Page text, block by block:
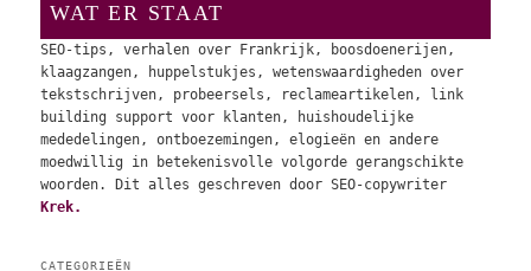
WAT ER STAAT
SEO-tips, verhalen over Frankrijk, boosdoenerijen,
klaagzangen, huppelstukjes, wetenswaardigheden over
tekstschrijven, probeersels, reclameartikelen, link
building support voor klanten, huishoudelijke
mededelingen, ontboezemingen, elogieën en andere
moedwillig in betekenisvolle volgorde gerangschikte
woorden. Dit alles geschreven door SEO-copywriter
Krek.
CATEGORIEËN